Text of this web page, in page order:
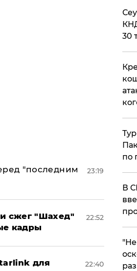
"последним
23:19
сжег "Шахед"
кадры
22:52
для
22:40
30
по
В